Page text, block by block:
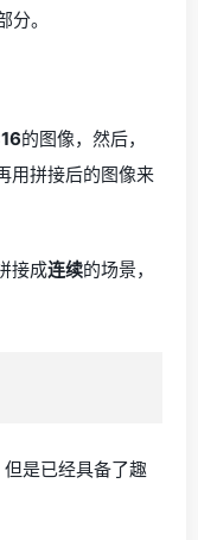
。
的图像，然后，
用拼接后的图像来
接成连续的场景，
是已经具备了趣